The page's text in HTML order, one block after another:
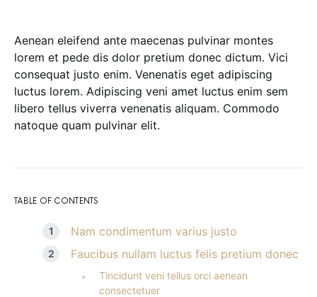
Aenean eleifend ante maecenas pulvinar montes
lorem et pede dis dolor pretium donec dictum. Vici
consequat justo enim. Venenatis eget adipiscing
luctus lorem. Adipiscing veni amet luctus enim sem
libero tellus viverra venenatis aliquam. Commodo
natoque quam pulvinar elit.
TABLE OF CONTENTS
Nam condimentum varius justo
Faucibus nullam luctus felis pretium donec
Tincidunt veni tellus orci aenean
consectetuer